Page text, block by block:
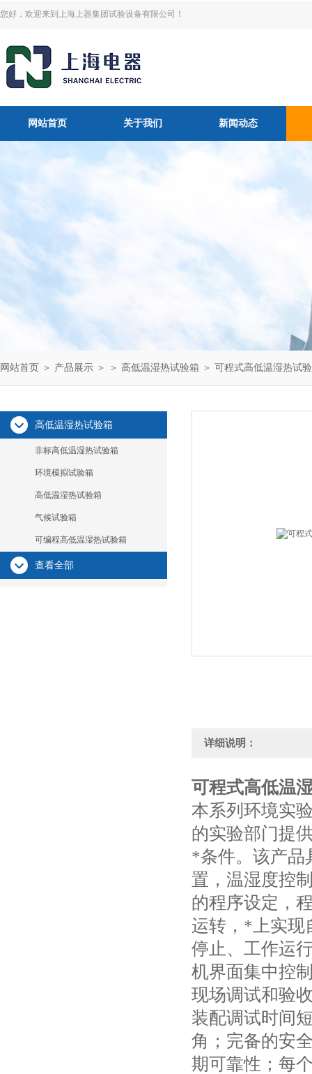
您好，欢迎来到上海上器集团试验设备有限公司！
网站首页 关于我们 新闻动态
网站首页 ＞ 产品展示 ＞ ＞ 高低温湿热试验箱 ＞ 可程式高低温湿热试
高低温湿热试验箱
非标高低温湿热试验箱
环境模拟试验箱
高低温湿热试验箱
气候试验箱
可编程高低温湿热试验箱
查看全部
详细说明：
可程式高低温
本系列环境实
的实验部门提
*条件。该产品
置，温湿度控
的程序设定，
运转，*上实现
停止、工作运
机界面集中控
现场调试和验
装配调试时间
角；完备的安
期可靠性；每